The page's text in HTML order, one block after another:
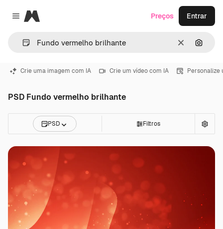
Close menu
Magnific
Limpar
Preços Entrar
Crie uma imagem com IA Crie um vídeo com IA Personalize
PSD Fundo vermelho brilhante
PSD Filtros